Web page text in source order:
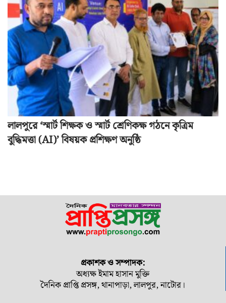
লালপুরে ‘স্মার্ট শিক্ষক ও স্মার্ট শ্রেণিকক্ষ গঠনে কৃত্রিম
বুদ্ধিমত্তা (AI)’ বিষয়ক প্রশিক্ষণ অনুষ্ঠি
প্রকাশক ও সম্পাদক:
অধ্যক্ষ ইমাম হাসান মুক্তি
দৈনিক প্রাপ্তি প্রসঙ্গ, থানাপাড়া, লালপুর, নাটোর।